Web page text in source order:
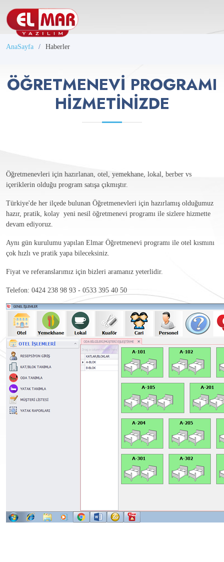
AnaSayfa Haberler
ÖĞRETMENEVI PROGRAMI
HIZMETINIZDE
Öğretmenevleri için hazırlanan, otel, yemekhane, lokal, berber vs
içeriklerin olduğu program satışa çıkmıştır.
Türkiye'de her ilçede bulunan Öğretmenevleri için hazırlamış olduğumuz
hazır, pratik, kolay yeni nesil öğretmenevi programı ile sizlere hizmette
devam ediyoruz.
Aynı gün kurulumu yapılan Elmar Öğretmenevi programı ile otel kısmını
çok hızlı ve pratik yapa bileceksiniz.
Fiyat ve referanslarımız için bizleri aramanız yeterlidir.
Telefon: 0424 238 98 93 - 0533 395 40 50